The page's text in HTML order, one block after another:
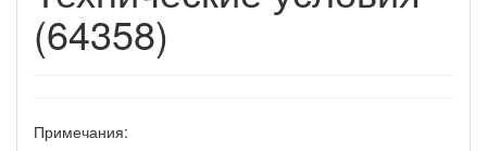
(64358)
Примечания: